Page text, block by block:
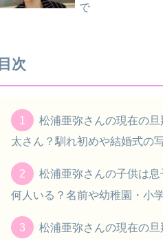
で
目次
松浦亜弥さんの現在の旦
太さん？馴れ初めや結婚式の
松浦亜弥さんの子供は息
何人いる？名前や幼稚園・小
松浦亜弥さんの現在の旦